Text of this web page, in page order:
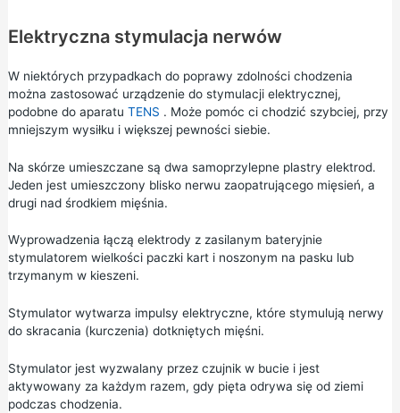
Elektryczna stymulacja nerwów
W niektórych przypadkach do poprawy zdolności chodzenia
można zastosować urządzenie do stymulacji elektrycznej,
podobne do aparatu TENS . Może pomóc ci chodzić szybciej, przy
mniejszym wysiłku i większej pewności siebie.
Na skórze umieszczane są dwa samoprzylepne plastry elektrod.
Jeden jest umieszczony blisko nerwu zaopatrującego mięsień, a
drugi nad środkiem mięśnia.
Wyprowadzenia łączą elektrody z zasilanym bateryjnie
stymulatorem wielkości paczki kart i noszonym na pasku lub
trzymanym w kieszeni.
Stymulator wytwarza impulsy elektryczne, które stymulują nerwy
do skracania (kurczenia) dotkniętych mięśni.
Stymulator jest wyzwalany przez czujnik w bucie i jest
aktywowany za każdym razem, gdy pięta odrywa się od ziemi
podczas chodzenia.